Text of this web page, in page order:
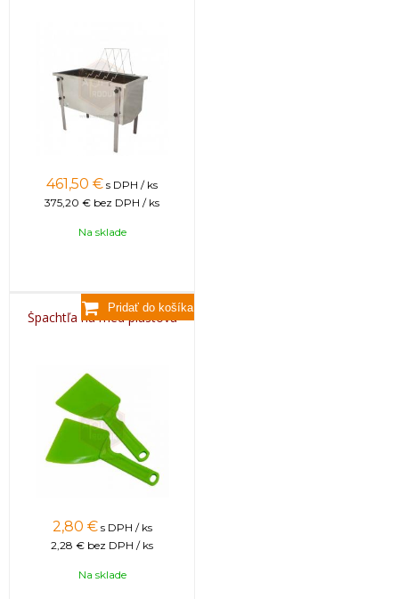
461,50 € s DPH / ks
375,20 € bez DPH / ks
Na sklade
Špachtľa na med plastová
2,80 € s DPH / ks
2,28 € bez DPH / ks
Na sklade